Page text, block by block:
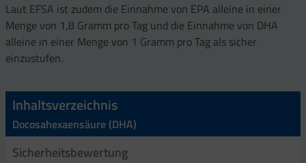
Laut EFSA ist zudem die Einnahme von EPA alleine in einer
Menge von 1,8 Gramm pro Tag und die Einnahme von DHA
alleine in einer Menge von 1 Gramm pro Tag als sicher
einzustufen.
Inhaltsverzeichnis
Docosahexaensäure (DHA)
Sicherheitsbewertung